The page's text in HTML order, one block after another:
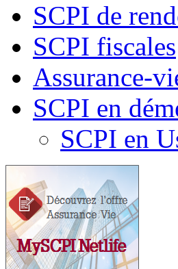
SCPI de
SCPI fiscales
Assurance-
SCPI en
SCPI en